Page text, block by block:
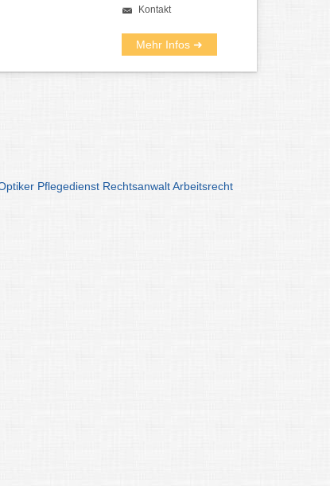
Kontakt
Mehr Infos ➜
Pflegedienst RechtsanwaltArbeitsrecht